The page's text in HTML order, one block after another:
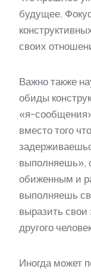
будущее.
своих
Важно также
обиды
«я-
вместо того
выполняешь»,
обиженным и
выполняешь
выразить свои
другого
Иногда может